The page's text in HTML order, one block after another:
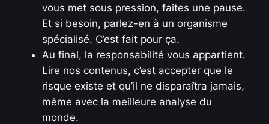
vous met sous pression, faites une pause.
Et si besoin, parlez-en à un organisme
spécialisé. C’est fait pour ça.
Au final, la responsabilité vous appartient.
Lire nos contenus, c’est accepter que le
risque existe et qu’il ne disparaîtra jamais,
même avec la meilleure analyse du
monde.